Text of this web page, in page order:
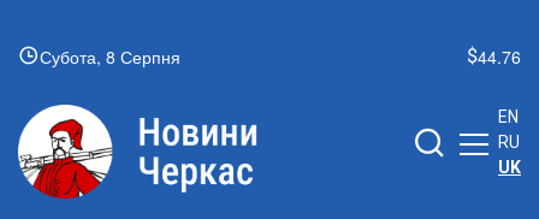
Субота, 8 Серпня 44.76
EN
RU
UK